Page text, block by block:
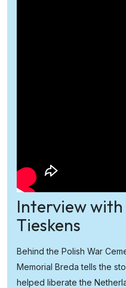
Interview
Tieskens
Behind the Polish War
Memorial Breda tells the
helped liberate the